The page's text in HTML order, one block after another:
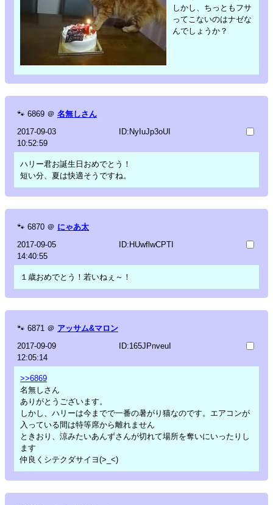
しかし、ちっともフサ
ってこないのはナゼな
んでしょうか？
🐾 6869 ＠ 名無しさん
2017-09-03
10:52:59
ID:NyIuJp3oUI
ハリー君お誕生日おめでとう！
短い分、夏は快適そうですね。
🐾 6870 ＠ にゃあ太
2017-09-05
14:40:55
ID:HUwflwCPTI
１歳おめでとう！若いねぇ～！
🐾 6871 ＠ アッサム&マロン
2017-09-09
12:05:14
ID:165JPnveuI
>>6869
名無しさん
ありがとうございます。
しかし、ハリーは今までで一番の暑がり猫なのです。エアコンが
入っている間は特等席から離れません
ときおり、涼みたいあんずさんが切れて場所を奪いにいったりし
ます
仲良くシテクダサイヨ(>_<)